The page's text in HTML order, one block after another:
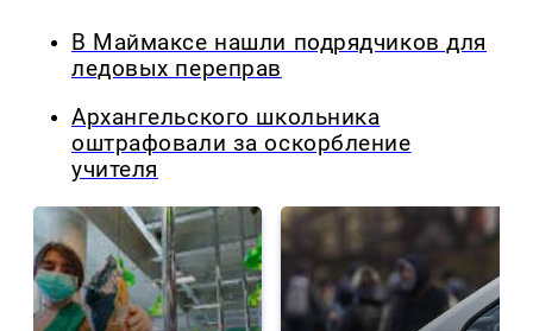
В Маймаксе нашли подрядчиков для
ледовых переправ
Архангельского школьника
оштрафовали за оскорбление
учителя